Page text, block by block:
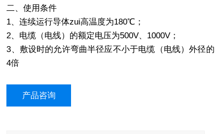
二、使用条件
1、连续运行导体zui高温度为180℃；
2、电缆（电线）的额定电压为500V、1000V；
3、敷设时的允许弯曲半径应不小于电缆（电线）外径的
4倍
产品咨询